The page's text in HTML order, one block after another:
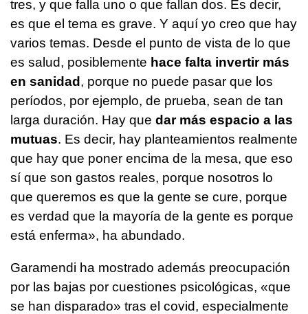
tres, y que falla uno o que fallan dos. Es decir,
es que el tema es grave. Y aquí yo creo que hay
varios temas. Desde el punto de vista de lo que
es salud, posiblemente hace falta invertir más
en sanidad, porque no puede pasar que los
períodos, por ejemplo, de prueba, sean de tan
larga duración. Hay que dar más espacio a las
mutuas. Es decir, hay planteamientos realmente
que hay que poner encima de la mesa, que eso
sí que son gastos reales, porque nosotros lo
que queremos es que la gente se cure, porque
es verdad que la mayoría de la gente es porque
está enferma», ha abundado.
Garamendi ha mostrado además preocupación
por las bajas por cuestiones psicológicas, «que
se han disparado» tras el covid, especialmente